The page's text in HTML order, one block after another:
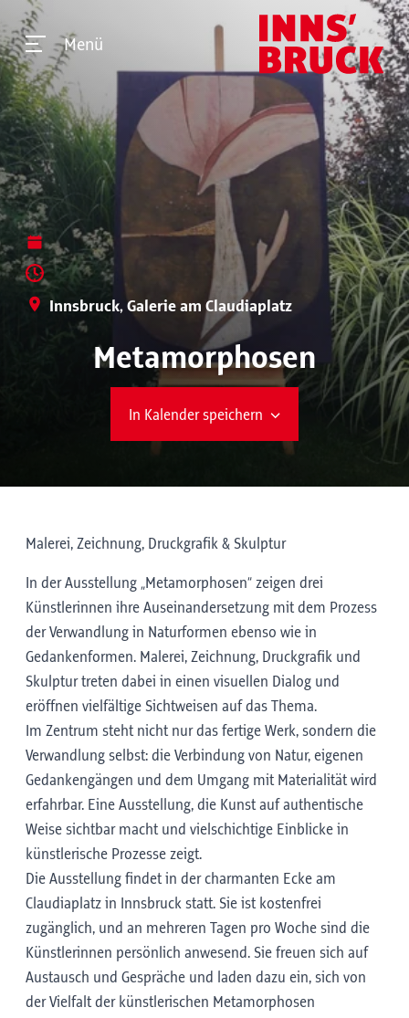
Menü
Innsbruck, Galerie am Claudiaplatz
Metamorphosen
In Kalender speichern
Malerei, Zeichnung, Druckgrafik & Skulptur
In der Ausstellung „Metamorphosen“ zeigen drei
Künstlerinnen ihre Auseinandersetzung mit dem Prozess
der Verwandlung in Naturformen ebenso wie in
Gedankenformen. Malerei, Zeichnung, Druckgrafik und
Skulptur treten dabei in einen visuellen Dialog und
eröffnen vielfältige Sichtweisen auf das Thema.
Im Zentrum steht nicht nur das fertige Werk, sondern die
Verwandlung selbst: die Verbindung von Natur, eigenen
Gedankengängen und dem Umgang mit Materialität wird
erfahrbar. Eine Ausstellung, die Kunst auf authentische
Weise sichtbar macht und vielschichtige Einblicke in
künstlerische Prozesse zeigt.
Die Ausstellung findet in der charmanten Ecke am
Claudiaplatz in Innsbruck statt. Sie ist kostenfrei
zugänglich, und an mehreren Tagen pro Woche sind die
Künstlerinnen persönlich anwesend. Sie freuen sich auf
Austausch und Gespräche und laden dazu ein, sich von
der Vielfalt der künstlerischen Metamorphosen